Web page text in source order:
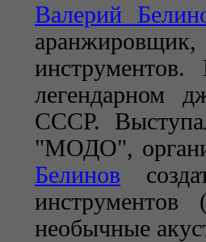
Валерий
легендарном
СССР.
"МОДО",
Белинов
необычные